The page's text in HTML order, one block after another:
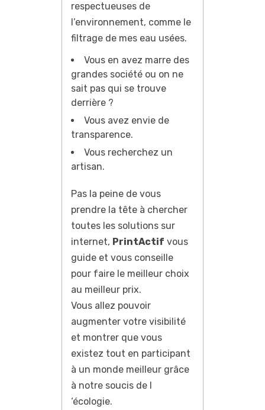
respectueuses de
l’environnement, comme le
filtrage de mes eau usées.
Vous en avez marre des
grandes société ou on ne
sait pas qui se trouve
derrière ?
Vous avez envie de
transparence.
Vous recherchez un
artisan.
Pas la peine de vous
prendre la tête à chercher
toutes les solutions sur
internet, PrintActif vous
guide et vous conseille
pour faire le meilleur choix
au meilleur prix.
Vous allez pouvoir
augmenter votre visibilité
et montrer que vous
existez tout en participant
à un monde meilleur grâce
à notre soucis de l
‘écologie.